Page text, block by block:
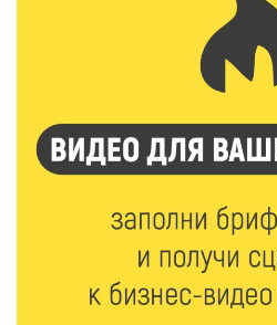
Виталий Королев: Тверская
6 Авг 2026 13:02 230
Рынок труда 2026: где в
высокие зарплаты и как
6 Авг 2026 12:43 2362